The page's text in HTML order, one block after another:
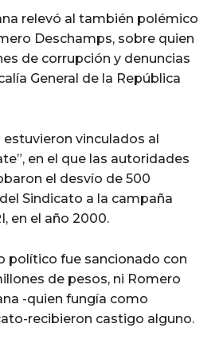
relevó al también polémico
Deschamps, sobre quien
de corrupción y denuncias
General de la República
vinculados al
en el que las autoridades
el desvío de 500
Sindicato a la campaña
en el año 2000.
político fue sancionado con
de pesos, ni Romero
-quien fungía como
recibieron castigo alguno.